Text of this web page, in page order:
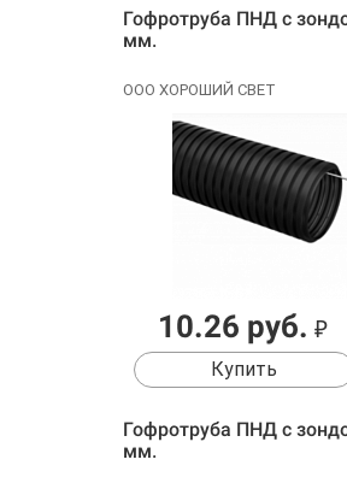
Гофротруба ПНД с
мм.
ООО ХОРОШИЙ СВЕТ
10.26 руб. ₽
Купить
Гофротруба ПНД с
мм.